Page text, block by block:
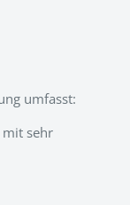
umfasst:
mit sehr